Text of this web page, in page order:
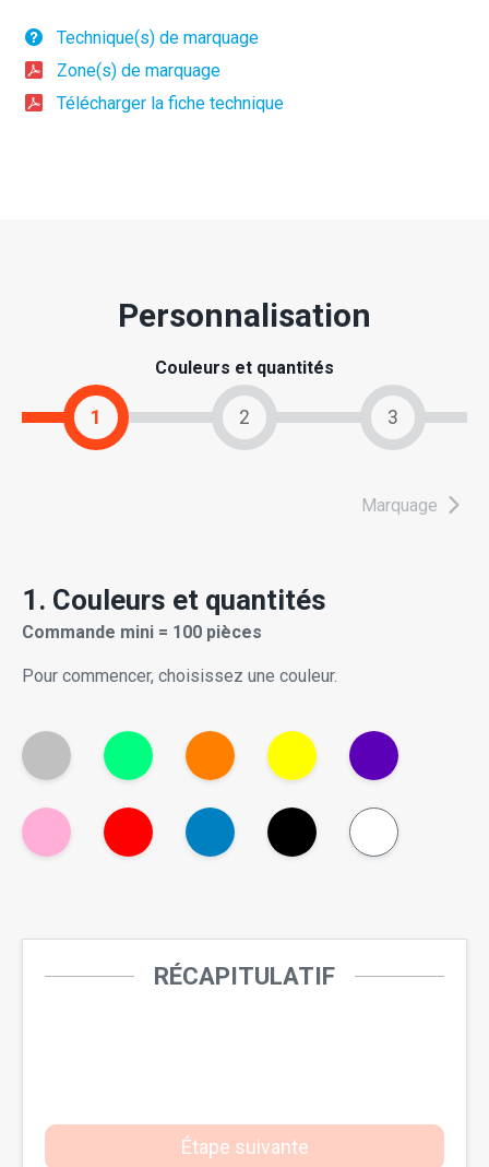
Technique(s) de marquage
Zone(s) de marquage
Télécharger la fiche technique
Personnalisation
Couleurs et quantités
1 2 3
Marquage
1. Couleurs et quantités
Commande mini = 100 pièces
Pour commencer, choisissez une couleur.
RÉCAPITULATIF
Étape suivante